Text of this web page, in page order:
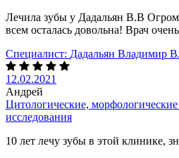
Лечила зубы у Дадальян В.В
всем осталась довольна! Врач
Специалист: Дадальян Владимир
12.02.2021
Андрей
Цитологические,
исследования
10 лет лечу зубы в этой клинике,